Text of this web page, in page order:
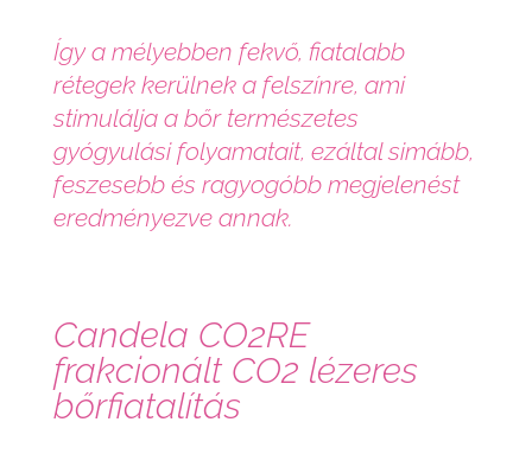
Így a mélyebben fekvő, fiatalabb
rétegek kerülnek a felszínre, ami
stimulálja a bőr természetes
gyógyulási folyamatait, ezáltal simább,
feszesebb és ragyogóbb megjelenést
eredményezve annak.
Candela CO2RE
frakcionált CO2 lézeres
bőrfiatalítás